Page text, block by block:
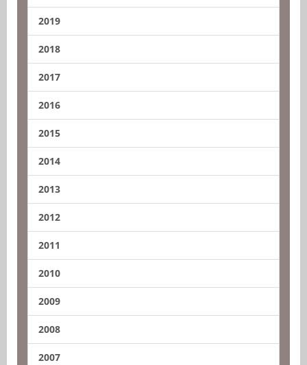
2019
2018
2017
2016
2015
2014
2013
2012
2011
2010
2009
2008
2007